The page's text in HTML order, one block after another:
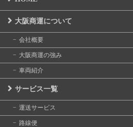
大阪商運について
会社概要
大阪商運の強み
車両紹介
サービス一覧
運送サービス
路線便